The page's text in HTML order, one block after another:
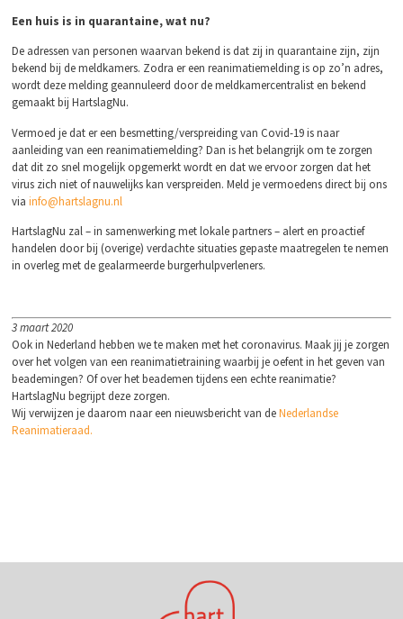
Een huis is in quarantaine, wat nu?
De adressen van personen waarvan bekend is dat zij in quarantaine zijn, zijn
bekend bij de meldkamers. Zodra er een reanimatiemelding is op zo’n adres,
wordt deze melding geannuleerd door de meldkamercentralist en bekend
gemaakt bij HartslagNu.
Vermoed je dat er een besmetting/verspreiding van Covid-19 is naar
aanleiding van een reanimatiemelding? Dan is het belangrijk om te zorgen
dat dit zo snel mogelijk opgemerkt wordt en dat we ervoor zorgen dat het
virus zich niet of nauwelijks kan verspreiden. Meld je vermoedens direct bij ons
viainfo@hartslagnu.nl
HartslagNu zal – in samenwerking met lokale partners – alert en proactief
handelen door bij (overige) verdachte situaties gepaste maatregelen te nemen
in overleg met de gealarmeerde burgerhulpverleners.
3 maart 2020
Ook in Nederland hebben we te maken met het coronavirus. Maak jij je zorgen
over het volgen van een reanimatietraining waarbij je oefent in het geven van
beademingen? Of over het beademen tijdens een echte reanimatie?
HartslagNu begrijpt deze zorgen.
Wij verwijzen je daarom naar een nieuwsbericht van deNederlandse
Reanimatieraad.